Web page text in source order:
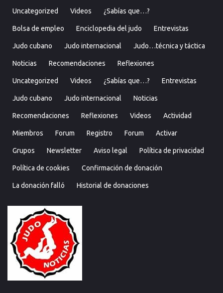
Uncategorized Videos ¿Sabías que…?
Bolsa de empleo Enciclopedia del judo Entrevistas
Judo cubano Judo internacional Judo…técnica y táctica
Noticias Recomendaciones Reflexiones
Uncategorized Videos ¿Sabías que…? Entrevistas
Judo cubano Judo internacional Noticias
Recomendaciones Reflexiones Videos Actividad
Miembros Forum Registro Forum Activar
Grupos Newsletter Aviso legal Política de privacidad
Política de cookies Confirmación de donación
La donación falló Historial de donaciones